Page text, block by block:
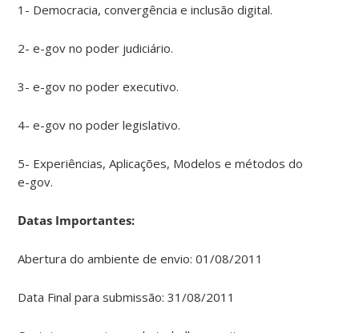
1- Democracia, convergência e inclusão digital.
2- e-gov no poder judiciário.
3- e-gov no poder executivo.
4- e-gov no poder legislativo.
5- Experiências, Aplicações, Modelos e métodos do
e-gov.
Datas Importantes:
Abertura do ambiente de envio: 01/08/2011
Data Final para submissão: 31/08/2011